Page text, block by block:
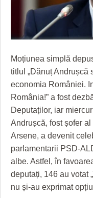
CU OIŞTEA-N
FINANŢĂRI DE LA
PE SURSE
FILME
CLIPURI VIDEO
JOCURI ONLINE
INFO SI UTILE
CULTURA
INVATAMANT
JUSTITIE
FILME
JOCURI ONLINE
DIVERSE
FARMACII DIN
Moțiunea simplă
titlul „Dănuț
economia României.
România!” a fost
Deputaților, iar
Andrușcă, fost șofer
Arsene, a devenit
parlamentarii PSD-
albe. Astfel, în
deputați, 146 au votat
nu și-au exprimat